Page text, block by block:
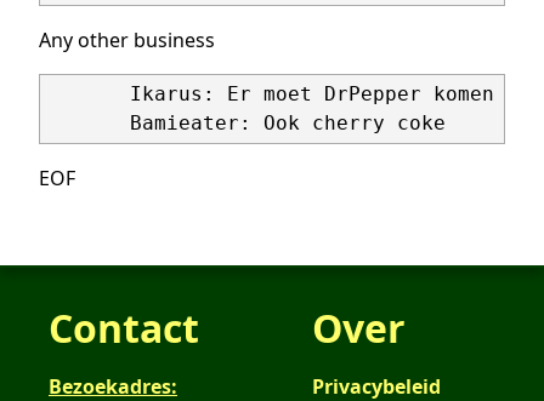
Any other business
Ikarus: Er moet DrPepper komen
EOF
Contact
Bezoekadres:
Over
Privacybeleid